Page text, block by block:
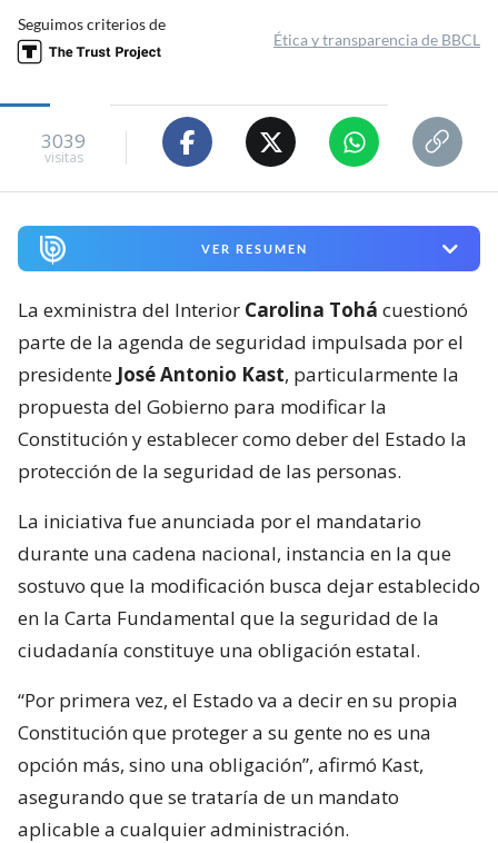
Seguimos criterios de
Ética y transparencia de BBCL
3039
visitas
VER RESUMEN
La exministra del Interior Carolina Tohá cuestionó
parte de la agenda de seguridad impulsada por el
presidente José Antonio Kast, particularmente la
propuesta del Gobierno para modificar la
Constitución y establecer como deber del Estado la
protección de la seguridad de las personas.
La iniciativa fue anunciada por el mandatario
durante una cadena nacional, instancia en la que
sostuvo que la modificación busca dejar establecido
en la Carta Fundamental que la seguridad de la
ciudadanía constituye una obligación estatal.
“Por primera vez, el Estado va a decir en su propia
Constitución que proteger a su gente no es una
opción más, sino una obligación”, afirmó Kast,
asegurando que se trataría de un mandato
aplicable a cualquier administración.